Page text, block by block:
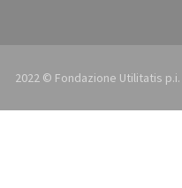
2022 © Fondazione Utilitatis p.i.